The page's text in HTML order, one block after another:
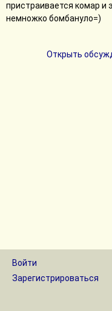
пристраивается комар и
немножко бомбануло=)
Открыть
Войти
Зарегистрироваться